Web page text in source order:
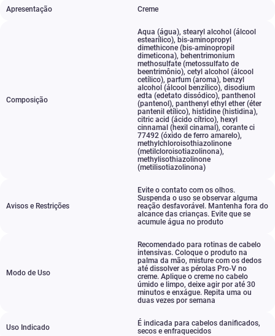
Apresentação Creme
Composição
Aqua (água), stearyl alcohol (álcool
estearílico), bis-aminopropyl
dimethicone (bis-aminopropil
dimeticona), behentrimonium
methosulfate (metossulfato de
beentrimônio), cetyl alcohol (álcool
cetílico), parfum (aroma), benzyl
alcohol (álcool benzílico), disodium
edta (edetato dissódico), panthenol
(pantenol), panthenyl ethyl ether (éter
pantenil etílico), histidine (histidina),
citric acid (ácido cítrico), hexyl
cinnamal (hexil cinamal), corante ci
77492 (óxido de ferro amarelo),
methylchloroisothiazolinone
(metilcloroisotiazolinona),
methylisothiazolinone
(metilisotiazolinona)
Avisos e Restrições
Evite o contato com os olhos.
Suspenda o uso se observar alguma
reação desfavorável. Mantenha fora do
alcance das crianças. Evite que se
acumule água no produto
Modo de Uso
Recomendado para rotinas de cabelo
intensivas. Coloque o produto na
palma da mão, misture com os dedos
até dissolver as pérolas Pro-V no
creme. Aplique o creme no cabelo
úmido e limpo, deixe agir por até 30
minutos e enxágue. Repita uma ou
duas vezes por semana
Uso Indicado É indicada para cabelos danificados,
secos e enfraquecidos